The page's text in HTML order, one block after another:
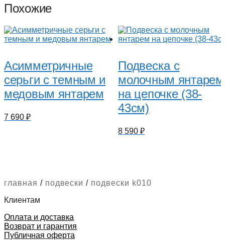
Похожие
Асимметричные
серьги с темным и
медовым янтарем
7 690 ₽
Подвеска с
молочным янтарем
на цепочке (38-
43см)
8 590₽
главная / подвески / подвески k010
Клиентам
Оплата и доставка
Возврат и гарантия
Публичная оферта